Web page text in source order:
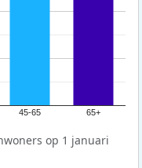
45-65 65+
op 1 januari